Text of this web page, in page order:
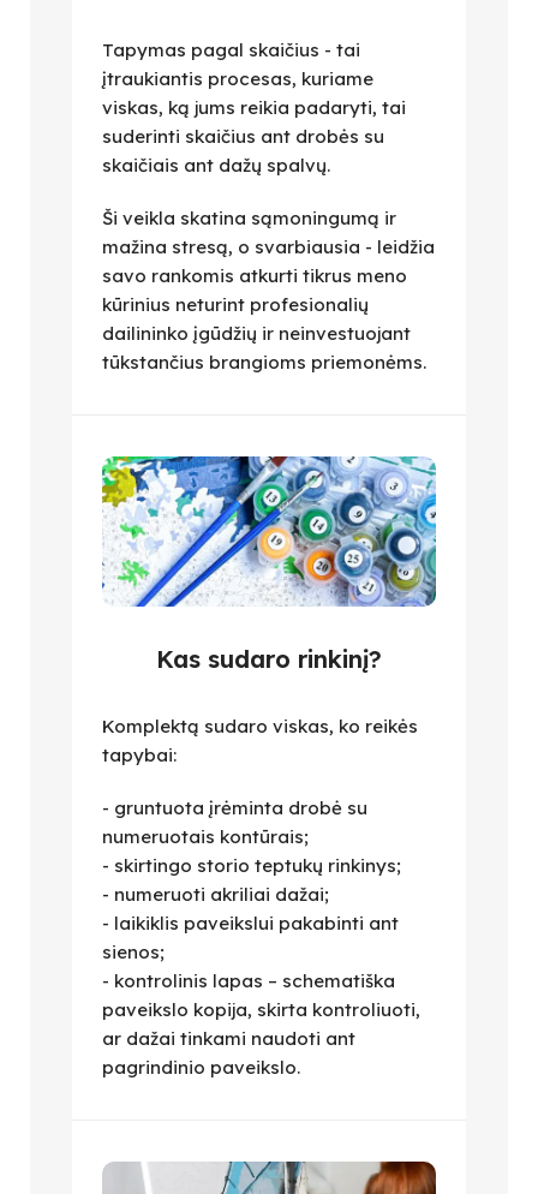
Tapymas pagal skaičius - tai
įtraukiantis procesas, kuriame
viskas, ką jums reikia padaryti, tai
suderinti skaičius ant drobės su
skaičiais ant dažų spalvų.
Ši veikla skatina sąmoningumą ir
mažina stresą, o svarbiausia - leidžia
savo rankomis atkurti tikrus meno
kūrinius neturint profesionalių
dailininko įgūdžių ir neinvestuojant
tūkstančius brangioms priemonėms.
Kas sudaro rinkinį?
Komplektą sudaro viskas, ko reikės
tapybai:
- gruntuota įrėminta drobė su
numeruotais kontūrais;
- skirtingo storio teptukų rinkinys;
- numeruoti akriliai dažai;
- laikiklis paveikslui pakabinti ant
sienos;
- kontrolinis lapas – schematiška
paveikslo kopija, skirta kontroliuoti,
ar dažai tinkami naudoti ant
pagrindinio paveikslo.